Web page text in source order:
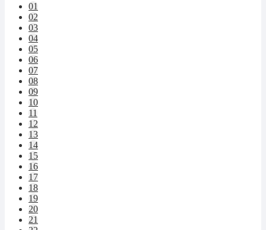
01
02
03
04
05
06
07
08
09
10
11
12
13
14
15
16
17
18
19
20
21